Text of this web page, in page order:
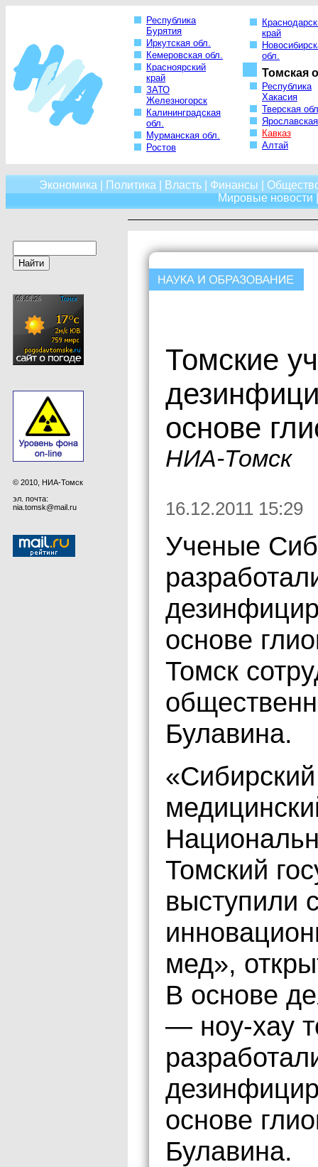
Республика
Бурятия
Иркутская обл.
Кемеровская обл.
Красноярский
край
ЗАТО
Железногорск
Калининградская
обл.
Мурманская обл.
Ростов
край
обл.
Томская
Республика
Хакасия
Тверская
Кавказ
Алтай
Экономика Политика Власть Финансы
Мировые новости
© 2010, НИА-Томск
эл. почта:
nia.tomsk@mail.ru
Томские
основе
НИА-Томск
16.12.2011 15:29
Ученые
основе
Томск
Булавина.
Томский
выступили
мед»,
В основе
— ноу-хау
основе
Булавина.